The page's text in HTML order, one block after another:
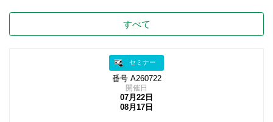
すべて
セミナー
番号 A260722
開催日
07月22日
08月17日